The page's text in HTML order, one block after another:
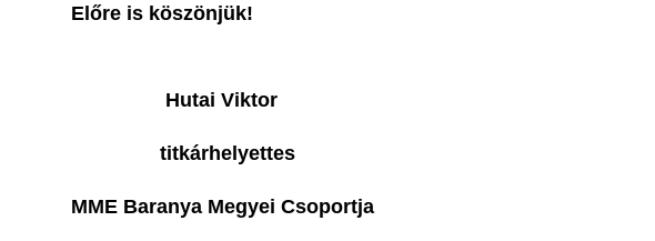
Előre is köszönjük!
Hutai Viktor
titkárhelyettes
MME Baranya Megyei Csoportja